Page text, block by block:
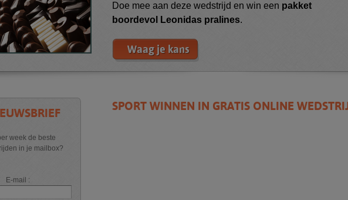
Doe mee aan deze wedstrijd en win een pakket
boordevol
Leonidaspralines.
Waag je kans
week de beste
in je mailbox?
E-mail :
SPORT WINNEN IN GRATIS ONLINE